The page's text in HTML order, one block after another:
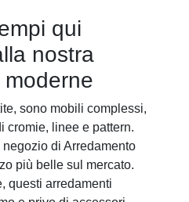
qui
nostra
sono mobili complessi,
cromie, linee e pattern.
di Arredamento
più belle sul mercato.
questi arredamenti